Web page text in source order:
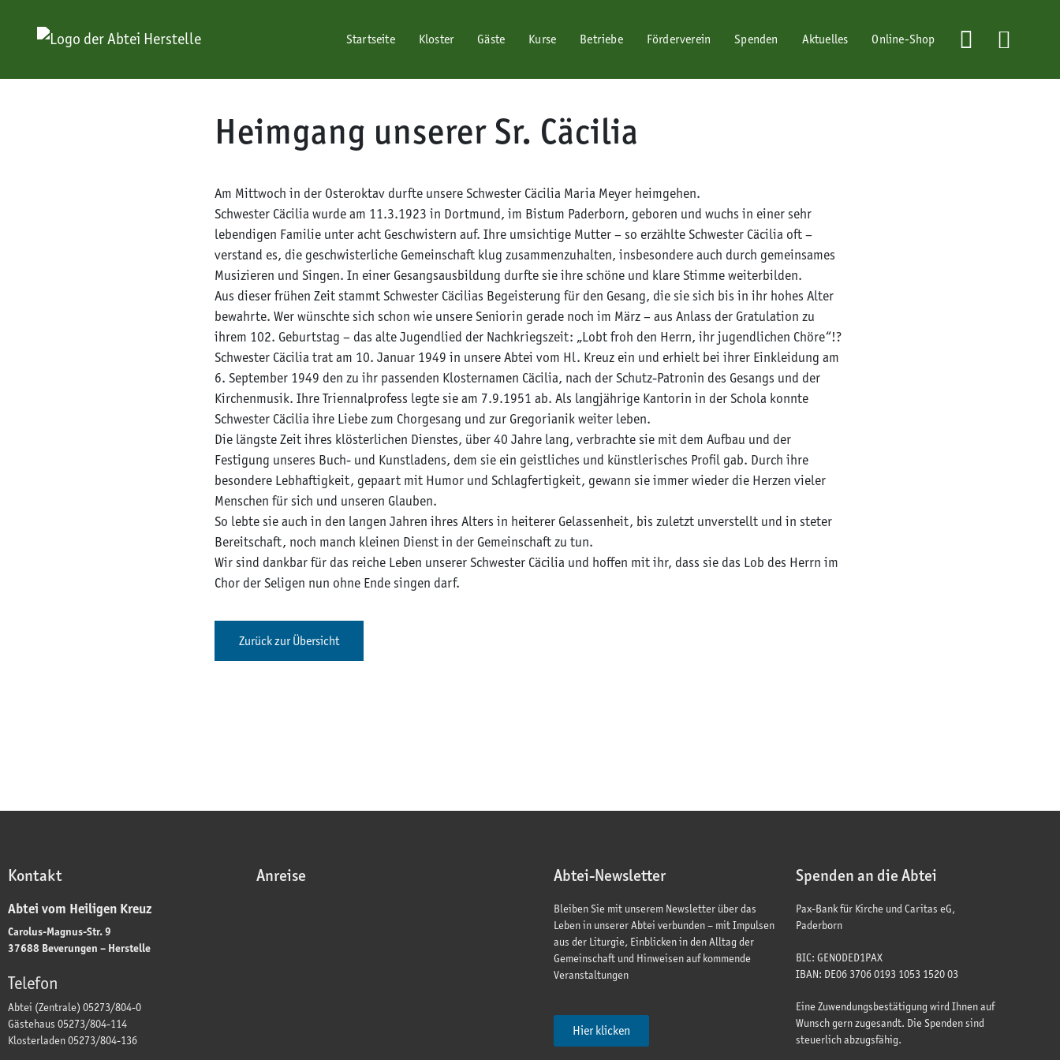
Startseite Kloster Gäste Kurse Betriebe Förderverein Spenden Aktuelles Online-Shop
Heimgang unserer Sr. Cäcilia
Am Mittwoch in der Osteroktav durfte unsere Schwester Cäcilia Maria Meyer heimgehen.
Schwester Cäcilia wurde am 11.3.1923 in Dortmund, im Bistum Paderborn, geboren und wuchs in einer sehr
lebendigen Familie unter acht Geschwistern auf. Ihre umsichtige Mutter – so erzählte Schwester Cäcilia oft –
verstand es, die geschwisterliche Gemeinschaft klug zusammenzuhalten, insbesondere auch durch gemeinsames
Musizieren und Singen. In einer Gesangsausbildung durfte sie ihre schöne und klare Stimme weiterbilden.
Aus dieser frühen Zeit stammt Schwester Cäcilias Begeisterung für den Gesang, die sie sich bis in ihr hohes Alter
bewahrte. Wer wünschte sich schon wie unsere Seniorin gerade noch im März – aus Anlass der Gratulation zu
ihrem 102. Geburtstag – das alte Jugendlied der Nachkriegszeit: „Lobt froh den Herrn, ihr jugendlichen Chöre“!?
Schwester Cäcilia trat am 10. Januar 1949 in unsere Abtei vom Hl. Kreuz ein und erhielt bei ihrer Einkleidung am
6. September 1949 den zu ihr passenden Klosternamen Cäcilia, nach der Schutz-Patronin des Gesangs und der
Kirchenmusik. Ihre Triennalprofess legte sie am 7.9.1951 ab. Als langjährige Kantorin in der Schola konnte
Schwester Cäcilia ihre Liebe zum Chorgesang und zur Gregorianik weiter leben.
Die längste Zeit ihres klösterlichen Dienstes, über 40 Jahre lang, verbrachte sie mit dem Aufbau und der
Festigung unseres Buch- und Kunstladens, dem sie ein geistliches und künstlerisches Profil gab. Durch ihre
besondere Lebhaftigkeit, gepaart mit Humor und Schlagfertigkeit, gewann sie immer wieder die Herzen vieler
Menschen für sich und unseren Glauben.
So lebte sie auch in den langen Jahren ihres Alters in heiterer Gelassenheit, bis zuletzt unverstellt und in steter
Bereitschaft, noch manch kleinen Dienst in der Gemeinschaft zu tun.
Wir sind dankbar für das reiche Leben unserer Schwester Cäcilia und hoffen mit ihr, dass sie das Lob des Herrn im
Chor der Seligen nun ohne Ende singen darf.
Zurück zur Übersicht
Kontakt
Abtei vom Heiligen Kreuz
Carolus-Magnus-Str. 9
37688 Beverungen – Herstelle
Telefon
Abtei (Zentrale) 05273/804-0
Gästehaus 05273/804-114
Klosterladen 05273/804-136
Anreise Abtei-Newsletter
Bleiben Sie mit unserem Newsletter über das
Leben in unserer Abtei verbunden – mit Impulsen
aus der Liturgie, Einblicken in den Alltag der
Gemeinschaft und Hinweisen auf kommende
Veranstaltungen
Hier klicken
Spenden an die Abtei
Pax-Bank für Kirche und Caritas eG,
Paderborn
BIC: GENODED1PAX
IBAN: DE06 3706 0193 1053 1520 03
Eine Zuwendungsbestätigung wird Ihnen auf
Wunsch gern zugesandt. Die Spenden sind
steuerlich abzugsfähig.